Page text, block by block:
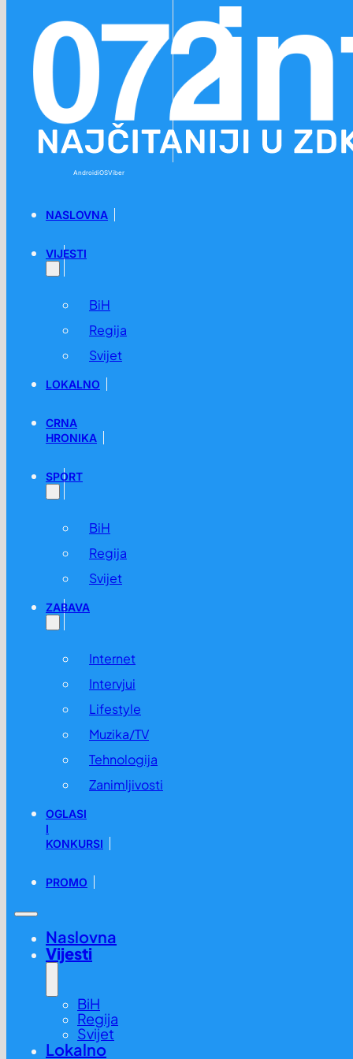
AndroidiOSViber
NASLOVNA
VIJESTI
BiH
Regija
Svijet
LOKALNO
CRNA
HRONIKA
SPORT
BiH
Regija
Svijet
ZABAVA
Internet
Intervjui
Lifestyle
Muzika/TV
Tehnologija
Zanimljivosti
OGLASI
I
KONKURSI
PROMO
Naslovna
Vijesti
BiH
Regija
Svijet
Lokalno